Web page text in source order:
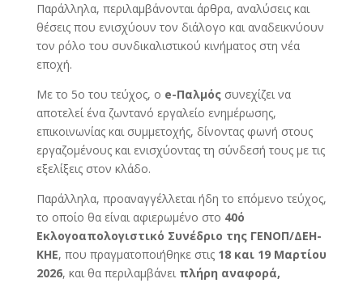
Παράλληλα, περιλαμβάνονται άρθρα, αναλύσεις και
θέσεις που ενισχύουν τον διάλογο και αναδεικνύουν
τον ρόλο του συνδικαλιστικού κινήματος στη νέα
εποχή.
Με το 5ο του τεύχος, ο e-Παλμόςσυνεχίζει να
αποτελεί ένα ζωντανό εργαλείο ενημέρωσης,
επικοινωνίας και συμμετοχής, δίνοντας φωνή στους
εργαζομένους και ενισχύοντας τη σύνδεσή τους με τις
εξελίξεις στον κλάδο.
Παράλληλα, προαναγγέλλεται ήδη το επόμενο τεύχος,
το οποίο θα είναι αφιερωμένο στο 40ό
Εκλογοαπολογιστικό Συνέδριο της ΓΕΝΟΠ/ΔΕΗ-
ΚΗΕ, που πραγματοποιήθηκε στις 18 και 19 Μαρτίου
2026, και θα περιλαμβάνει πλήρη αναφορά,